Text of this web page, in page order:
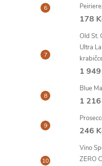
178
Old St.
Ultra
1
Blue
1
246
Vino
ZERO